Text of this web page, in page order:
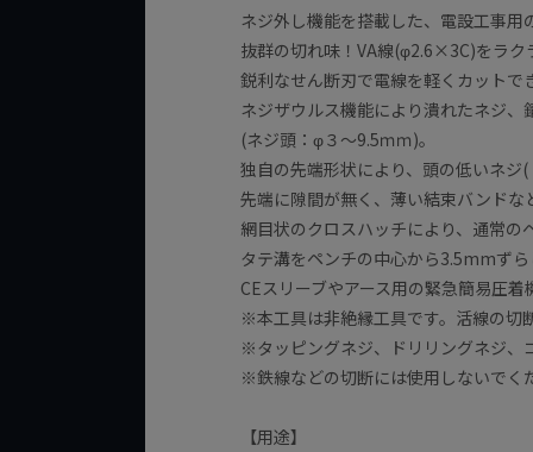
ネジ外し機能を搭載した、電設工事用
抜群の切れ味！VA線(φ2.6×3C)をラク
鋭利なせん断刃で電線を軽くカットで
ネジザウルス機能により潰れたネジ
(ネジ頭：φ３～9.5ｍｍ)。
独自の先端形状により、頭の低いネジ
先端に隙間が無く、薄い結束バンド
網目状のクロスハッチにより、通常
タテ溝をペンチの中心から3.5mmず
CEスリーブやアース用の緊急簡易圧
※本工具は非絶縁工具です。活線の切
※タッピングネジ、ドリリングネジ、
※鉄線などの切断には使用しないでく
【用途】